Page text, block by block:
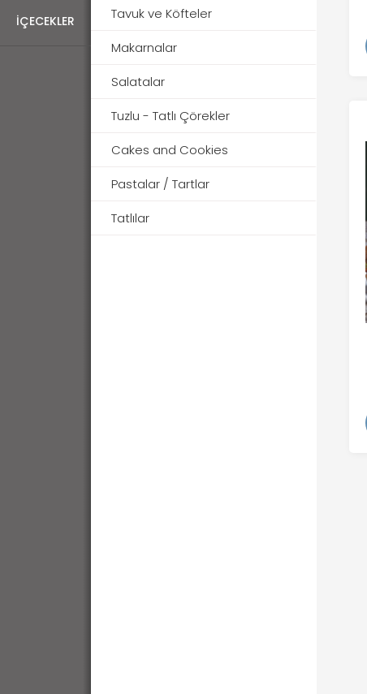
Tavuk ve Köfteler
Makarnalar
Salatalar
Tuzlu - Tatlı Çörekler
Cakes and Cookies
Pastalar / Tartlar
Tatlılar
İÇECEKLER